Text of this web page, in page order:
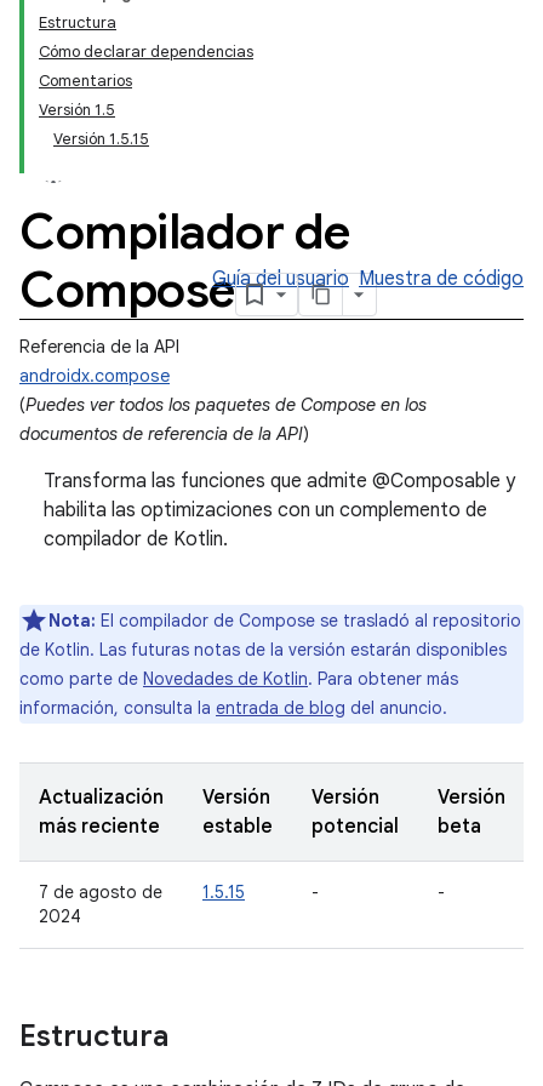
Estructura
Cómo declarar dependencias
Comentarios
Versión 1.5
Versión 1.5.15
Compilador de
ComposeGuía del usuario Muestra de código
Referencia de la API
androidx.compose
(Puedes ver todos los paquetes de Compose en los
documentos de referencia de la API)
Transforma las funciones que admite @Composable y
habilita las optimizaciones con un complemento de
compilador de Kotlin.
Nota: El compilador de Compose se trasladó al repositorio
de Kotlin. Las futuras notas de la versión estarán disponibles
como parte de Novedades de Kotlin. Para obtener más
información, consulta la entrada de blog del anuncio.
Actualización
más reciente
Versión
estable
Versión
potencial
Versión
beta
7 de agosto de
2024
1.5.15 - -
Estructura